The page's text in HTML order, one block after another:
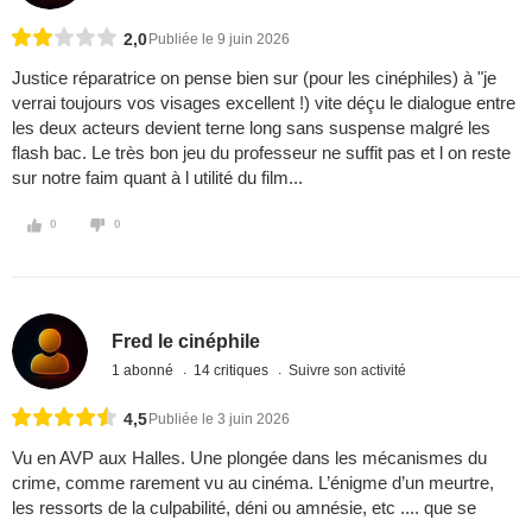
2,0 Publiée le 9 juin 2026
Justice réparatrice on pense bien sur (pour les cinéphiles) à "je
verrai toujours vos visages excellent !) vite déçu le dialogue entre
les deux acteurs devient terne long sans suspense malgré les
flash bac. Le très bon jeu du professeur ne suffit pas et l on reste
sur notre faim quant à l utilité du film...
0 0
Fred le cinéphile
1 abonné 14 critiques Suivre son activité
4,5 Publiée le 3 juin 2026
Vu en AVP aux Halles. Une plongée dans les mécanismes du
crime, comme rarement vu au cinéma. L’énigme d’un meurtre,
les ressorts de la culpabilité, déni ou amnésie, etc .... que se